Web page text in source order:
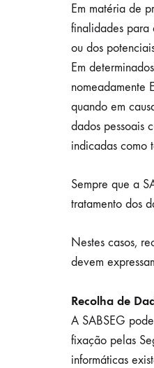
Em matéria de
finalidades para
ou dos
Em
nomeadamente
quando em
dados pessoais
indicadas como
Sempre que a
tratamento dos
Nestes casos,
devem
Recolha de
A SABSEG
fixação pelas
informáticas